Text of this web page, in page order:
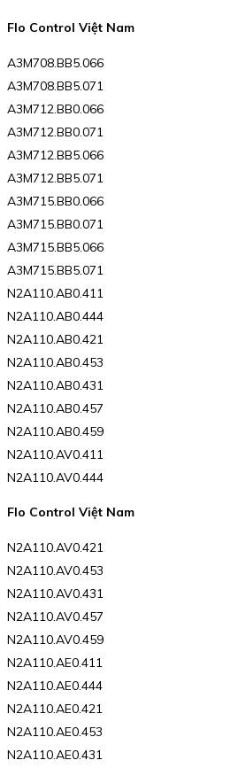
Flo Control Việt Nam
A3M708.BB5.066
A3M708.BB5.071
A3M712.BB0.066
A3M712.BB0.071
A3M712.BB5.066
A3M712.BB5.071
A3M715.BB0.066
A3M715.BB0.071
A3M715.BB5.066
A3M715.BB5.071
N2A110.AB0.411
N2A110.AB0.444
N2A110.AB0.421
N2A110.AB0.453
N2A110.AB0.431
N2A110.AB0.457
N2A110.AB0.459
N2A110.AV0.411
N2A110.AV0.444
Flo Control Việt Nam
N2A110.AV0.421
N2A110.AV0.453
N2A110.AV0.431
N2A110.AV0.457
N2A110.AV0.459
N2A110.AE0.411
N2A110.AE0.444
N2A110.AE0.421
N2A110.AE0.453
N2A110.AE0.431